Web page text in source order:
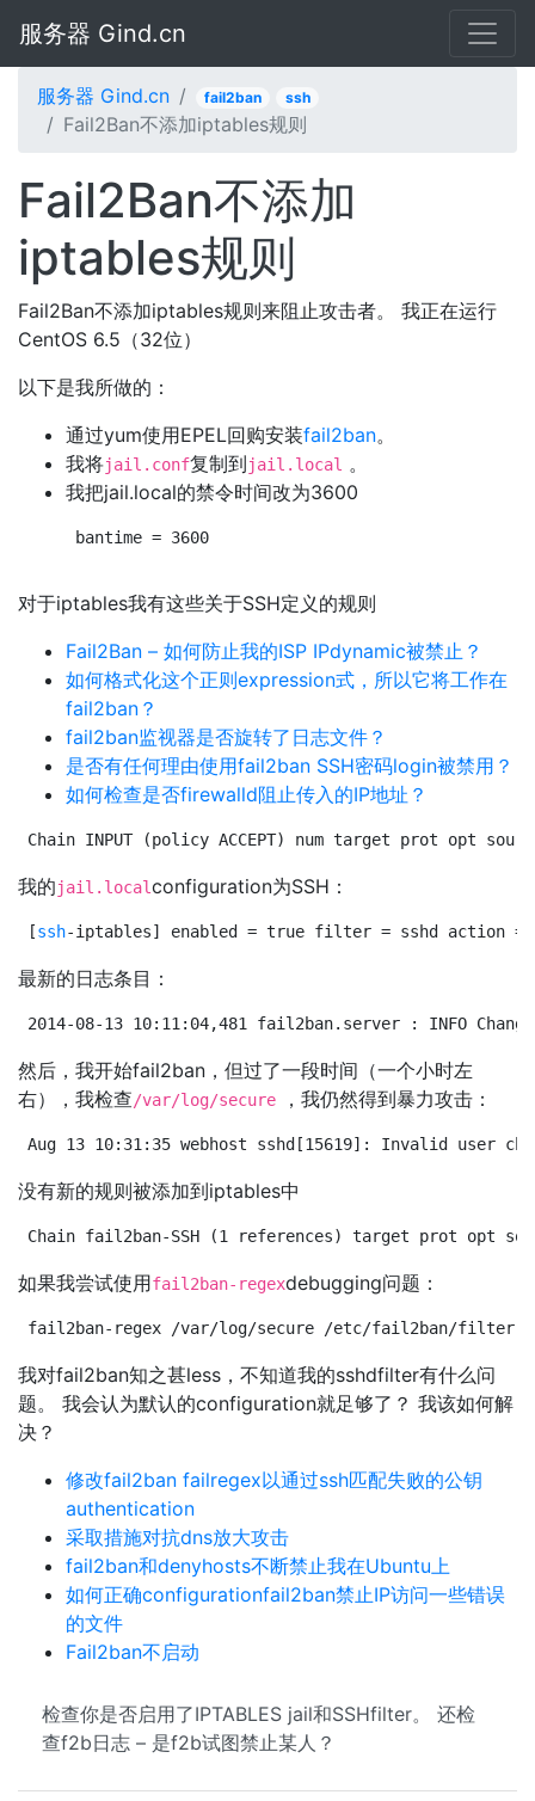
服务器 Gind.cn
服务器 Gind.cn fail2ban ssh
Fail2Ban不添加iptables规则
Fail2Ban不添加
iptables规则
Fail2Ban不添加iptables规则来阻止攻击者。 我正在运行
CentOS 6.5（32位）
以下是我所做的：
通过yum使用EPEL回购安装fail2ban。
我将jail.conf复制到jail.local 。
我把jail.local的禁令时间改为3600
bantime = 3600
对于iptables我有这些关于SSH定义的规则
Fail2Ban – 如何防止我的ISP IPdynamic被禁止？
如何格式化这个正则expression式，所以它将工作在
fail2ban？
fail2ban监视器是否旋转了日志文件？
是否有任何理由使用fail2ban SSH密码login被禁用？
如何检查是否firewalld阻止传入的IP地址？
Chain INPUT (policy ACCEPT) num target prot opt
我的jail.localconfiguration为SSH：
[ssh-iptables] enabled = true filter = sshd action =
最新的日志条目：
2014-08-13 10:11:04,481 fail2ban.server : INFO
然后，我开始fail2ban，但过了一段时间（一个小时左
右），我检查/var/log/secure ，我仍然得到暴力攻击：
Aug 13 10:31:35 webhost sshd[15619]: Invalid user
没有新的规则被添加到iptables中
Chain fail2ban-SSH (1 references) target prot opt
如果我尝试使用fail2ban-regexdebugging问题：
fail2ban-regex /var/log/secure /etc/fail2ban/filter.d/
我对fail2ban知之甚less，不知道我的sshdfilter有什么问
题。 我会认为默认的configuration就足够了？ 我该如何解
决？
修改fail2ban failregex以通过ssh匹配失败的公钥
authentication
采取措施对抗dns放大攻击
fail2ban和denyhosts不断禁止我在Ubuntu上
如何正确configurationfail2ban禁止IP访问一些错误
的文件
Fail2ban不启动
检查你是否启用了IPTABLES jail和SSHfilter。 还检
查f2b日志 – 是f2b试图禁止某人？